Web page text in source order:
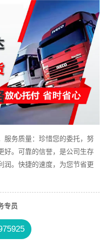
服务质量：珍惜您的委托，努
好。可靠的信誉，是公司生存
润。快捷的速度，为您节省更
专员